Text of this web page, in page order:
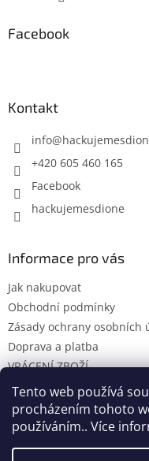
Tento web používá
procházením tohoto
používáním.. Více
Facebook
Kontakt
info@
+420 605 460 165
Facebook
hackujemesdione
Informace pro vás
Jak nakupovat
Obchodní podmínky
Zásady ochrany osobních
Doprava a platba
VRÁCENÍ ZBOŽÍ
KONTAKTY